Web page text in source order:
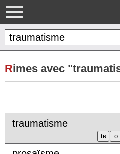
Rimes avec
traumatisme